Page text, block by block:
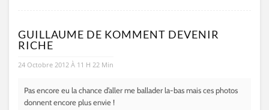
GUILLAUME DE KOMMENT DEVENIR
RICHE
24 Octobre 2012 À 11 H 22 Min
Pas encore eu la chance d’aller me ballader la-bas mais ces photos
donnent encore plus envie !